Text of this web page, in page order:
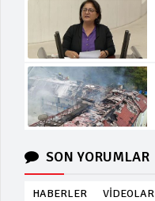
SON YORUMLAR
HABERLER VİDEOLAR